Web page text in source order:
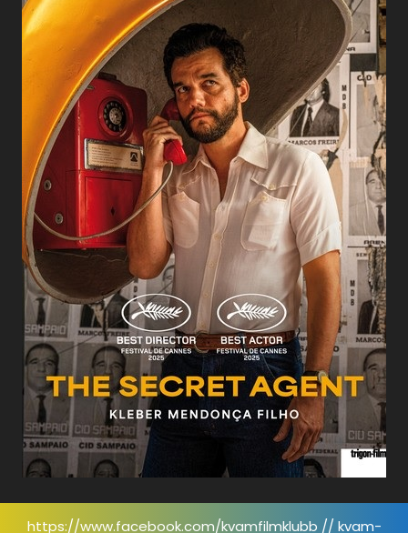
https://www.facebook.com/kvamfilmklubb // kvam-